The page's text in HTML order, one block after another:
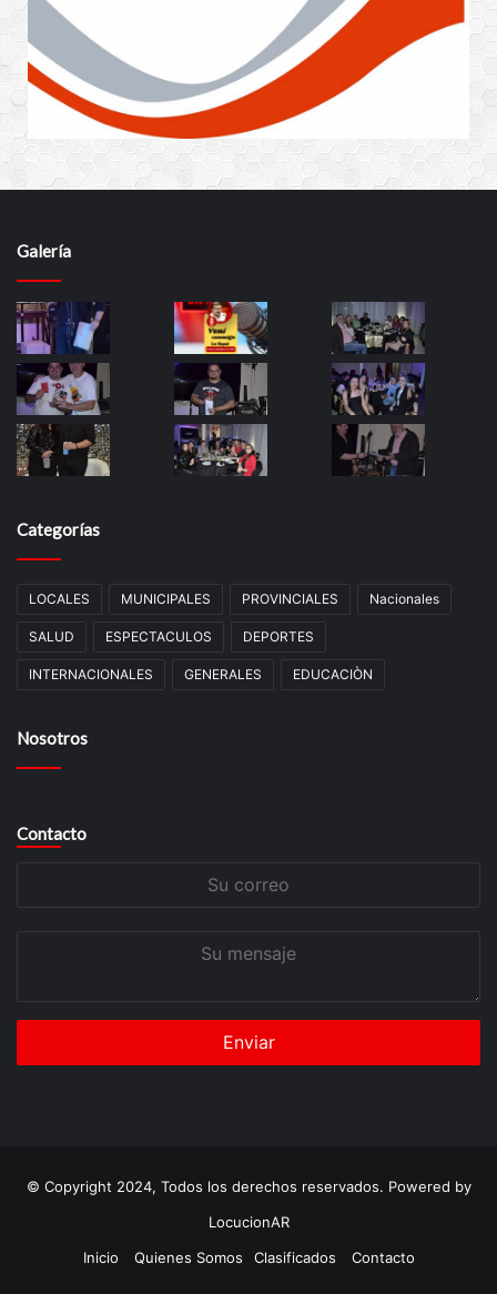
Galería
Categorías
LOCALES MUNICIPALES PROVINCIALES Nacionales
SALUD ESPECTACULOS DEPORTES
INTERNACIONALES GENERALES EDUCACIÒN
Nosotros
Contacto
© Copyright 2024, Todos los derechos reservados. Powered by
LocucionAR
Inicio
Quienes Somos Clasificados Contacto